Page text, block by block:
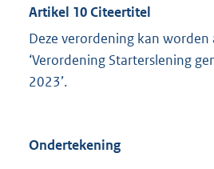
Artikel 10Citeertitel
Deze verordening kan worden
‘Verordening Starterslening
2023’.
Ondertekening